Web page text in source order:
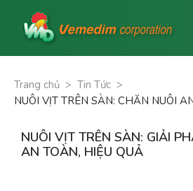
Trang chủ > Tin Tức >
NUÔI VỊT TRÊN SÀN: CHĂN NUÔI
NUÔI VỊT TRÊN SÀN: GIẢI
AN TOÀN, HIỆU QUẢ